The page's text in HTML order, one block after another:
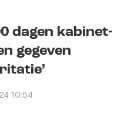
dagen kabinet-
gegeven
10:54